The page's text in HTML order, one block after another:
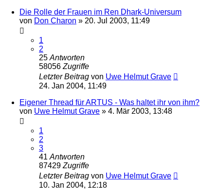
Die Rolle der Frauen im Ren Dhark-Universum
von Don Charon » 20. Jul 2003, 11:49
1
2
25 Antworten
58056 Zugriffe
Letzter Beitrag von Uwe Helmut Grave
24. Jan 2004, 11:49
Eigener Thread für ARTUS - Was haltet ihr von ihm?
von Uwe Helmut Grave » 4. Mär 2003, 13:48
1
2
3
41 Antworten
87429 Zugriffe
Letzter Beitrag von Uwe Helmut Grave
10. Jan 2004, 12:18